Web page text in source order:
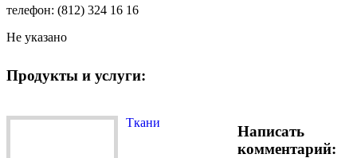
телефон: (812) 324 16 16
Не указано
Продукты и услуги:
Ткани
Написать
комментарий: